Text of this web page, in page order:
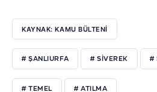
KAYNAK: KAMU BÜLTENİ
# ŞANLIURFA # SİVEREK #
# TEMEL # ATILMA